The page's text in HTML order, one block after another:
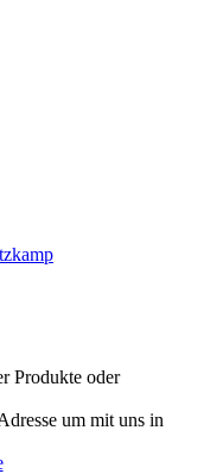
Produkte oder
um mit uns in